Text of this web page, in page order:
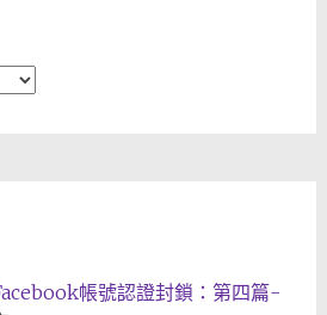
帳號認證封鎖：第四篇-